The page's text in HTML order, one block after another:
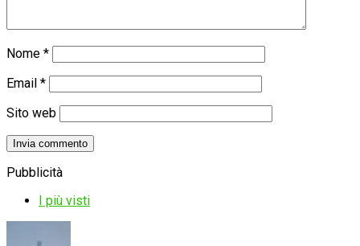
Nome *
Email *
Sito web
Pubblicità
I più visti